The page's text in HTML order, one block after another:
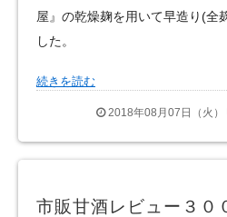
屋』の乾燥麹を用いて早造り(全
した。
続きを読む
2018年08月07日（火）
市販甘酒レビュー３０